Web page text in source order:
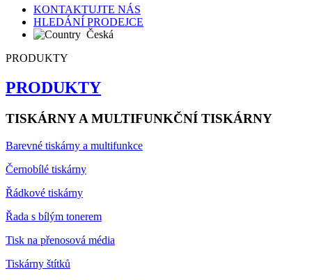
KONTAKTUJTE NÁS
HLEDÁNÍ PRODEJCE
Česká
PRODUKTY
PRODUKTY
TISKÁRNY A MULTIFUNKČNÍ TISKÁRNY
Barevné tiskárny a multifunkce
Černobílé tiskárny
Řádkové tiskárny
Řada s bílým tonerem
Tisk na přenosová média
Tiskárny štítků